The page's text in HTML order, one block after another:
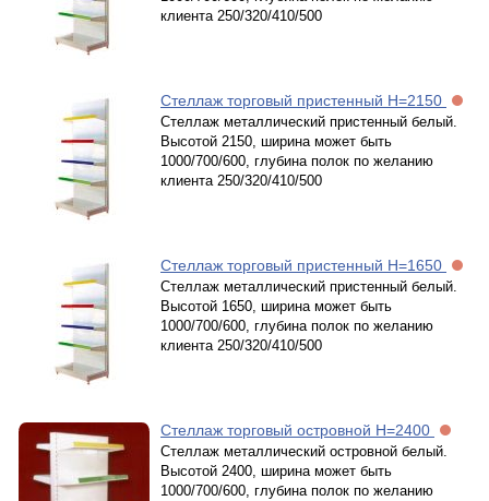
клиента 250/320/410/500
Стеллаж торговый пристенный Н=2150
Стеллаж металлический пристенный белый.
Высотой 2150, ширина может быть
1000/700/600, глубина полок по желанию
клиента 250/320/410/500
Стеллаж торговый пристенный Н=1650
Стеллаж металлический пристенный белый.
Высотой 1650, ширина может быть
1000/700/600, глубина полок по желанию
клиента 250/320/410/500
Стеллаж торговый островной Н=2400
Стеллаж металлический островной белый.
Высотой 2400, ширина может быть
1000/700/600, глубина полок по желанию